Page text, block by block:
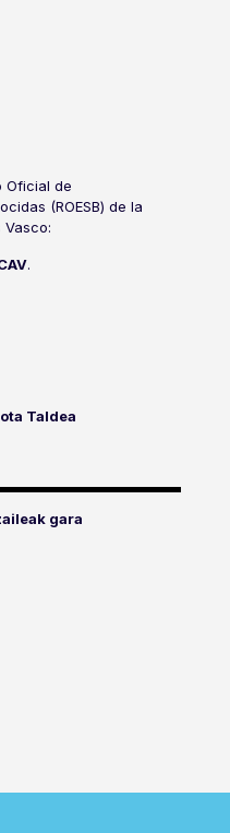
Oficial de
(ROESB) de la
Vasco:
.
Taldea
gara